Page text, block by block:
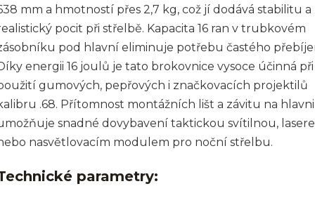
mm a hmotností přes 2,7 kg, což jí dodává stabilitu a
pocit při střelbě. Kapacita 16 ran v trubkovém
pod hlavní eliminuje potřebu častého
energii 16 joulů je tato brokovnice vysoce účinná při
gumových, pepřových i značkovacích projektilů
.68. Přítomnost montážních lišt a závitu na hlavni
snadné dovybavení taktickou svítilnou,
nasvětlovacím modulem pro noční střelbu.
parametry: